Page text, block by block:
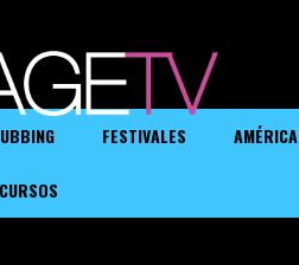
FESTIVALES AMÉRICA